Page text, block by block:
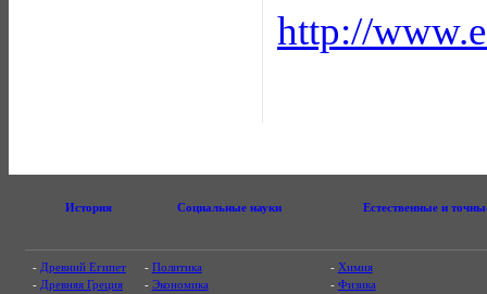
http://
История Социальные науки Естественные и
- Древний Египет
- Древняя Греция
- Политика
- Экономика
- Химия
- Физика